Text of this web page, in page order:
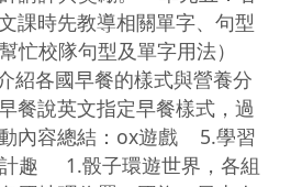
課時先教導相關單字、句型
忙校隊句型及單字用法）
紹各國早餐的樣式與營養分
餐說英文指定早餐樣式，過
內容總結：ox遊戲    5.學習
趣     1.骰子環遊世界，各組